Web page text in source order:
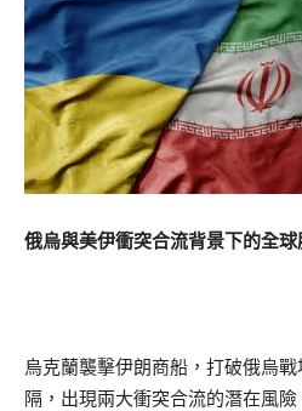
俄烏與美伊衝突合流背景下的全
烏克蘭襲擊伊朗商船，打破俄烏
隔，出現兩大衝突合流的潛在風